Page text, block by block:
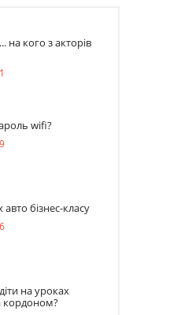
на кого з акторів
wifi?
бізнес-класу
на уроках
кордоном?